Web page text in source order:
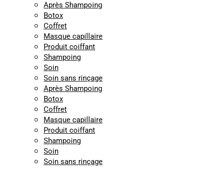
Après Shampoing
Botox
Coffret
Masque capillaire
Produit coiffant
Shampoing
Soin
Soin sans rinçage
Après Shampoing
Botox
Coffret
Masque capillaire
Produit coiffant
Shampoing
Soin
Soin sans rinçage